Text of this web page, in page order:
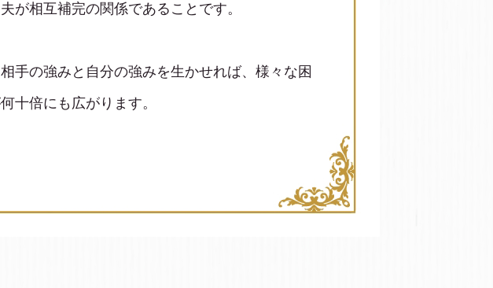
が相互補完の関係であることです。
手の強みと自分の強みを生かせれば、様々な困
十倍にも広がります。